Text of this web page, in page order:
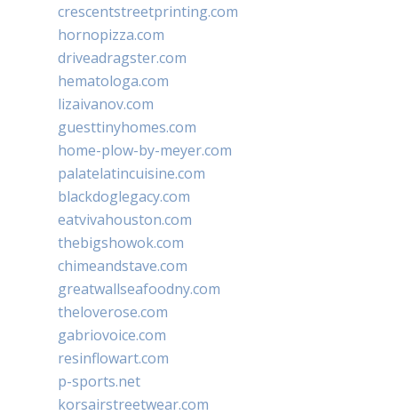
crescentstreetprinting.com
hornopizza.com
driveadragster.com
hematologa.com
lizaivanov.com
guesttinyhomes.com
home-plow-by-meyer.com
palatelatincuisine.com
blackdoglegacy.com
eatvivahouston.com
thebigshowok.com
chimeandstave.com
greatwallseafoodny.com
theloverose.com
gabriovoice.com
resinflowart.com
p-sports.net
korsairstreetwear.com